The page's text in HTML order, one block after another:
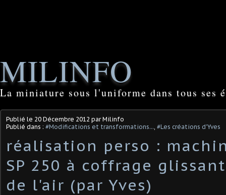
MILINFO
La miniature sous l'uniforme dans tous ses
Publié le 20 Décembre 2012 par Milinfo
Publié dans : #Modifications et transformations..., #Les créations d'Yves
réalisation perso :
SP 250 à coffrage
de l'air (par Yves)